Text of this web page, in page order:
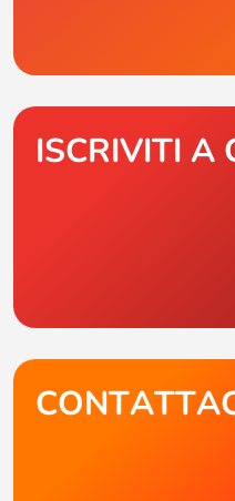
ISCRIVITI A